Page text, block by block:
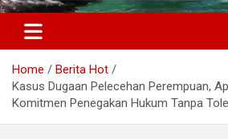
Kembar Multi
Home
Berita Hot
Kasus Dugaan Pelecehan Perempuan,
Komitmen Penegakan Hukum Tanpa